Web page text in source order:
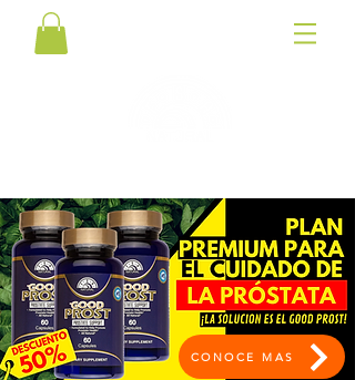
CONOCE MAS